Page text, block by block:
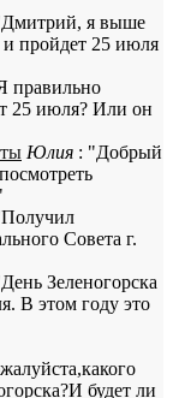
я выше
и пройдет 25 июля
правильно
25 июля? Или он
Юлия : "Добрый
Совета г.
Зеленогорска
В этом году это
будет ли